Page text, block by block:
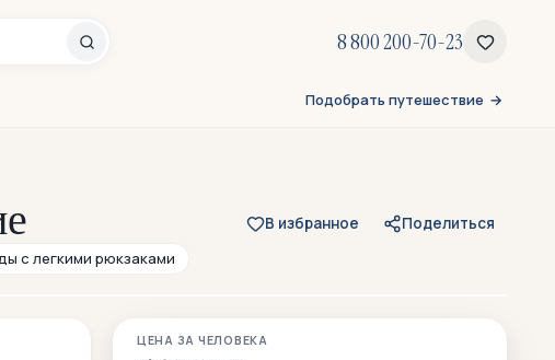
8 800 200-70-23
Подобрать путешествие
В избранное
Поделиться
с легкими рюкзаками
ЦЕНА ЗА ЧЕЛОВЕКА